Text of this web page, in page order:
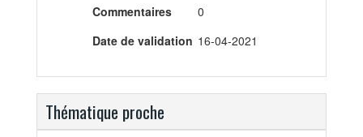
Commentaires
0
Date de validation 16-04-2021
Thématique proche